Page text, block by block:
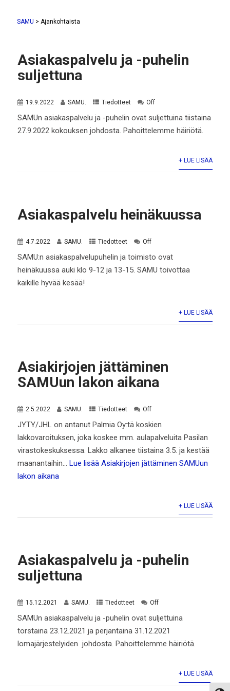
SAMU >Ajankohtaista
Asiakaspalvelu ja -puhelin
suljettuna
19.9.2022 SAMU. Tiedotteet Off
SAMUn asiakaspalvelu ja -puhelin ovat suljettuina tiistaina
27.9.2022 kokouksen johdosta. Pahoittelemme häiriötä.
+ LUE LISÄÄ
Asiakaspalvelu heinäkuussa
4.7.2022 SAMU. Tiedotteet Off
SAMU:n asiakaspalvelupuhelin ja toimisto ovat
heinäkuussa auki klo 9-12 ja 13-15. SAMU toivottaa
kaikille hyvää kesää!
+ LUE LISÄÄ
Asiakirjojen jättäminen
SAMUun lakon aikana
2.5.2022 SAMU. Tiedotteet Off
JYTY/JHL on antanut Palmia Oy:tä koskien
lakkovaroituksen, joka koskee mm. aulapalveluita Pasilan
virastokeskuksessa. Lakko alkanee tiistaina 3.5. ja kestää
maanantaihin…Lue lisää Asiakirjojen jättäminen SAMUun
lakon aikana
+ LUE LISÄÄ
Asiakaspalvelu ja -puhelin
suljettuna
15.12.2021 SAMU. Tiedotteet Off
SAMUn asiakaspalvelu ja -puhelin ovat suljettuina
torstaina 23.12.2021 ja perjantaina 31.12.2021
lomajärjestelyiden johdosta. Pahoittelemme häiriötä.
+ LUE LISÄÄ